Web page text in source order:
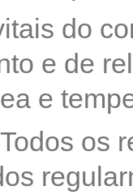
do
e de
e
os